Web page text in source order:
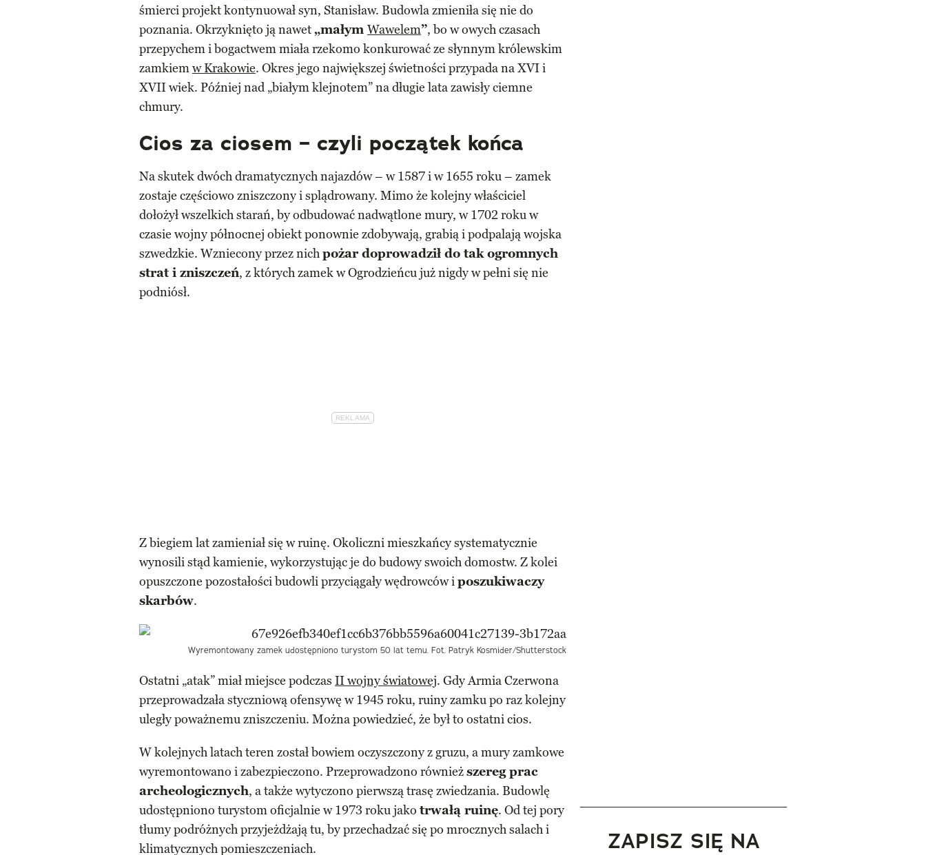
śmierci projekt kontynuował syn, Stanisław. Budowla zmieniła się nie do
poznania. Okrzyknięto ją nawet„małym Wawelem”, bo w owych czasach
przepychem i bogactwem miała rzekomo konkurować ze słynnym królewskim
zamkiemw Krakowie. Okres jego największej świetności przypada na XVI i
XVII wiek. Później nad „białym klejnotem” na długie lata zawisły ciemne
chmury.
Cios za ciosem – czyli początek końca
Na skutek dwóch dramatycznych najazdów – w 1587 i w 1655 roku – zamek
zostaje częściowo zniszczony i splądrowany. Mimo że kolejny właściciel
dołożył wszelkich starań, by odbudować nadwątlone mury, w 1702 roku w
czasie wojny północnej obiekt ponownie zdobywają, grabią i podpalają wojska
szwedzkie. Wzniecony przez nichpożar doprowadził do tak ogromnych
strat i zniszczeń, z których zamek w Ogrodzieńcu już nigdy w pełni się nie
podniósł.
Z biegiem lat zamieniał się w ruinę. Okoliczni mieszkańcy systematycznie
wynosili stąd kamienie, wykorzystując je do budowy swoich domostw. Z kolei
opuszczone pozostałości budowli przyciągały wędrowców iposzukiwaczy
skarbów.
Wyremontowany zamek udostępniono turystom 50 lat temu. Fot. Patryk Kosmider/Shutterstock
Ostatni „atak” miał miejsce podczas II wojny światowej. Gdy Armia Czerwona
przeprowadzała styczniową ofensywę w 1945 roku, ruiny zamku po raz kolejny
uległy poważnemu zniszczeniu. Można powiedzieć, że był to ostatni cios.
W kolejnych latach teren został bowiem oczyszczony z gruzu, a mury zamkowe
wyremontowano i zabezpieczono. Przeprowadzono równieższereg prac
archeologicznych, a także wytyczono pierwszą trasę zwiedzania. Budowlę
udostępniono turystom oficjalnie w 1973 roku jako trwałą ruinę. Od tej pory
tłumy podróżnych przyjeżdżają tu, by przechadzać się po mrocznych salach i
klimatycznych pomieszczeniach.
ZAPISZ SIĘ NA